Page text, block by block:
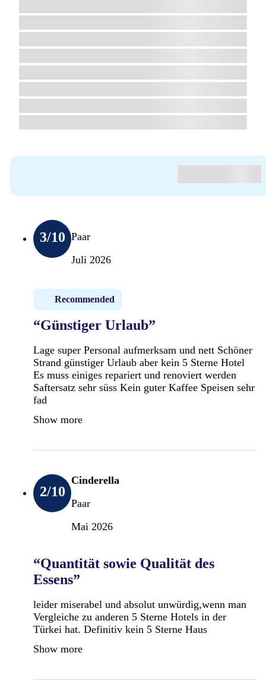
3/10 Paar
Juli 2026
Recommended
“Günstiger Urlaub”
Lage super Personal aufmerksam und nett Schöner
Strand günstiger Urlaub aber kein 5 Sterne Hotel
Es muss einiges repariert und renoviert werden
Saftersatz sehr süss Kein guter Kaffee Speisen sehr
fad
Show more
2/10
Cinderella
Paar
Mai 2026
“Quantität sowie Qualität des
Essens”
leider miserabel und absolut unwürdig,wenn man
Vergleiche zu anderen 5 Sterne Hotels in der
Türkei hat. Definitiv kein 5 Sterne Haus
Show more